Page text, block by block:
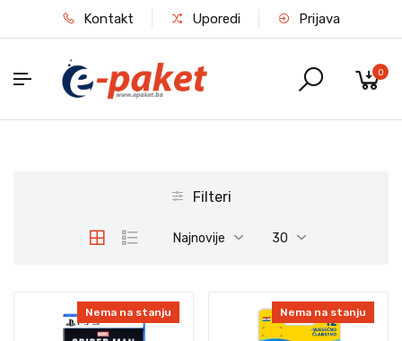
Kontakt Uporedi Prijava
0
Filteri
Najnovije 30
Nema na stanju Nema na stanju